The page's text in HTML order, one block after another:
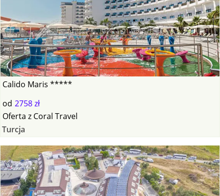
Calido Maris *****
od 2758 zł
Oferta z Coral Travel
Turcja